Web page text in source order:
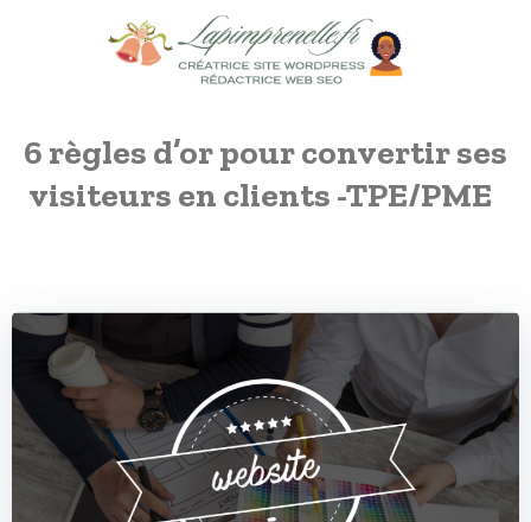
au
contenu
6 règles d’or pour convertir ses
visiteurs en clients -TPE/PME